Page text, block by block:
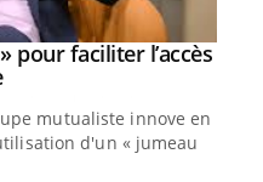
pour faciliter l’accès
Youtube
mutualiste innove en
d'un « jumeau